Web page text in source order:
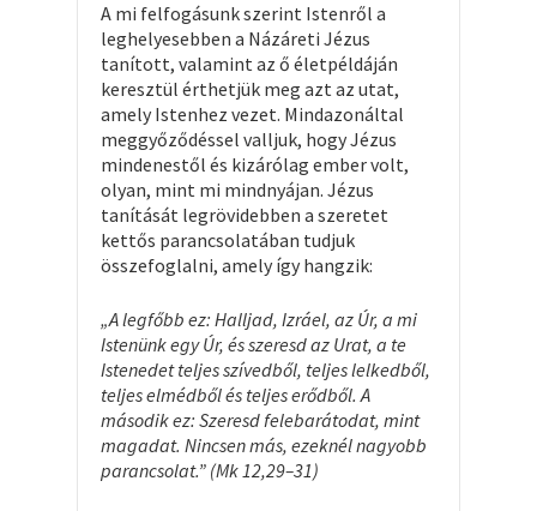
A mi felfogásunk szerint Istenről a
leghelyesebben a Názáreti Jézus
tanított, valamint az ő életpéldáján
keresztül érthetjük meg azt az utat,
amely Istenhez vezet. Mindazonáltal
meggyőződéssel valljuk, hogy Jézus
mindenestől és kizárólag ember volt,
olyan, mint mi mindnyájan. Jézus
tanítását legrövidebben a szeretet
kettős parancsolatában tudjuk
összefoglalni, amely így hangzik:
„A legfőbb ez: Halljad, Izráel, az Úr, a mi
Istenünk egy Úr, és szeresd az Urat, a te
Istenedet teljes szívedből, teljes lelkedből,
teljes elmédből és teljes erődből. A
második ez: Szeresd felebarátodat, mint
magadat. Nincsen más, ezeknél nagyobb
parancsolat.” (Mk 12,29–31)